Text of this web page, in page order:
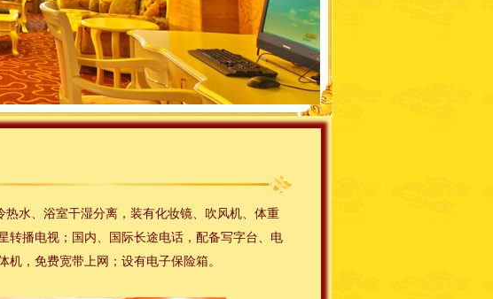
水、浴室干湿分离，装有化妆镜、吹风机、体重
转播电视；国内、国际长途电话，配备写字台、电
，免费宽带上网；设有电子保险箱。